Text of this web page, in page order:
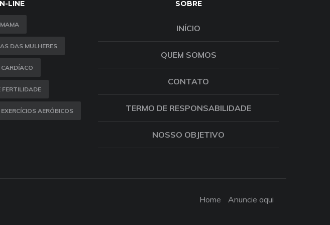
LINE
DAS MULHERES
CARDÍACO
FERTILIDADE
AERÓBICOS
SOBRE
INÍCIO
QUEM SOMOS
CONTATO
TERMO DE RESPONSABILIDADE
NOSSO OBJETIVO
Home Anuncie aqui